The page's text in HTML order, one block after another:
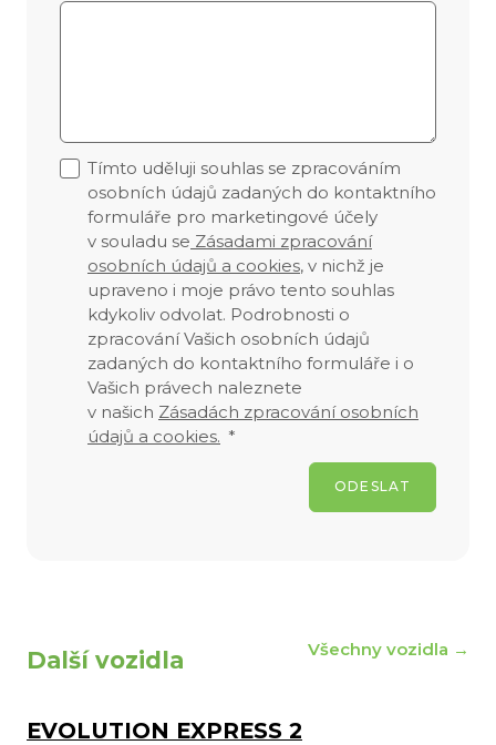
Tímto uděluji souhlas se zpracováním
osobních údajů zadaných do kontaktního
formuláře pro marketingové účely
v souladu se Zásadami zpracování
osobních údajů a cookies, v nichž je
upraveno i moje právo tento souhlas
kdykoliv odvolat. Podrobnosti o
zpracování Vašich osobních údajů
zadaných do kontaktního formuláře i o
Vašich právech naleznete
v našich Zásadách zpracování osobních
údajů a cookies. *
ODESLAT
Další vozidla Všechny vozidla →
EVOLUTION EXPRESS 2